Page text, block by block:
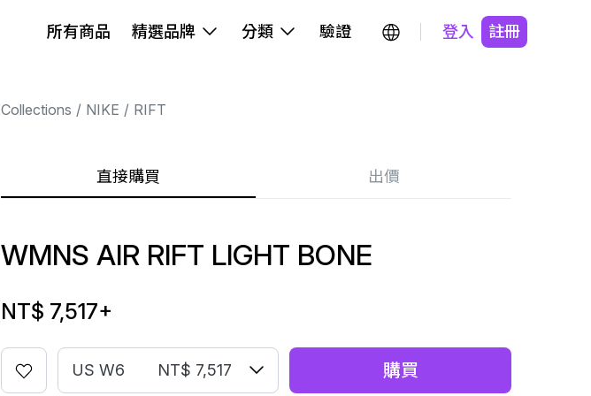
所有商品 精選品牌 分類 驗證 登入 註冊
Collections NIKE RIFT
直接購買 出價
WMNS AIR RIFT LIGHT BONE
NT$ 7,517+
US W6 NT$ 7,517 購買